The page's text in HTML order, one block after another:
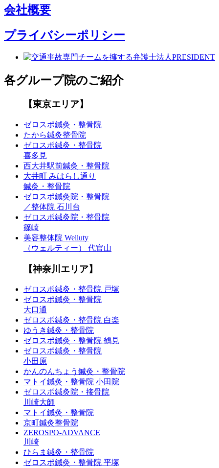
会社概要
プライバシーポリシー
各グループ院のご紹介
【東京エリア】
ゼロスポ鍼灸・整骨院
たから鍼灸整骨院
ゼロスポ鍼灸・整骨院
喜多見
西大井駅前鍼灸・整骨院
大井町 みはらし通り
鍼灸・整骨院
ゼロスポ鍼灸院・整骨院
／整体院 石川台
ゼロスポ鍼灸院・整骨院
篠崎
美容整体院 Welluty
（ウェルティー） 代官山
【神奈川エリア】
ゼロスポ鍼灸・整骨院 戸塚
ゼロスポ鍼灸・整骨院
大口通
ゼロスポ鍼灸・整骨院 白楽
ゆうき鍼灸・整骨院
ゼロスポ鍼灸・整骨院 鶴見
ゼロスポ鍼灸・整骨院
小田原
かんのんちょう鍼灸・整骨院
マトイ鍼灸・整骨院 小田院
ゼロスポ鍼灸院・接骨院
川崎大師
マトイ鍼灸・整骨院
京町鍼灸整骨院
ZEROSPO-ADVANCE
川崎
ひらま鍼灸・整骨院
ゼロスポ鍼灸・整骨院 平塚